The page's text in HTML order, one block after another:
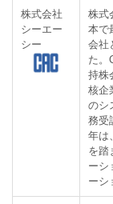
株式会社
シーエー
シー
株式
本で
会社
た。
持株
核企
のシ
務受
年は
を踏
ーシ
ーシ